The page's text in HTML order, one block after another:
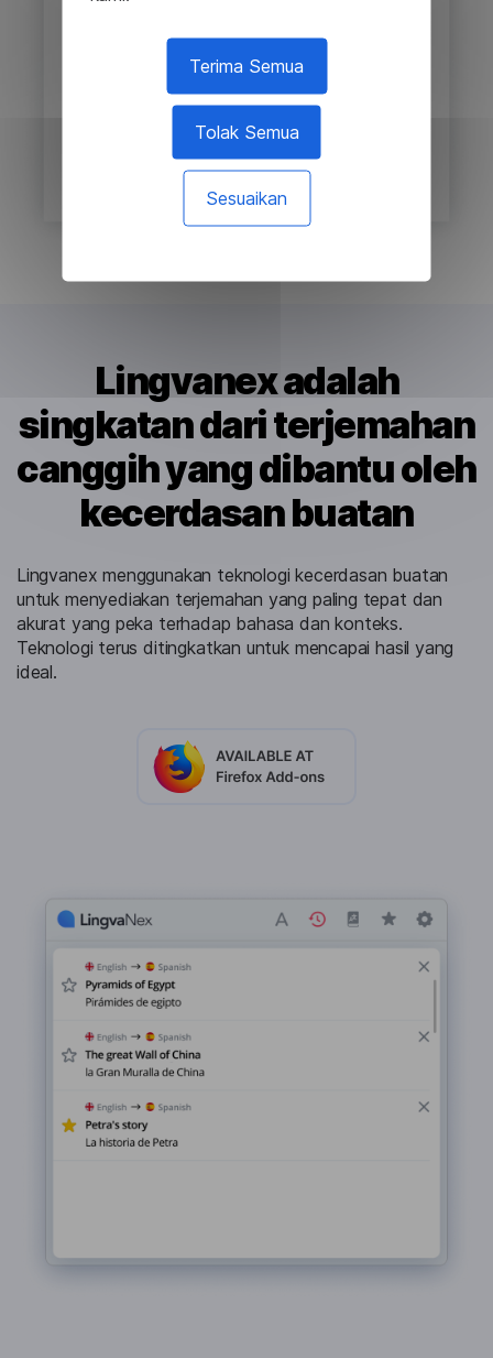
Terima Semua
Tolak Semua
Sesuaikan
Lingvanex adalah
singkatan dari terjemahan
canggih yang dibantu oleh
kecerdasan buatan
Lingvanex menggunakan teknologi kecerdasan buatan
untuk menyediakan terjemahan yang paling tepat dan
akurat yang peka terhadap bahasa dan konteks.
Teknologi terus ditingkatkan untuk mencapai hasil yang
ideal.